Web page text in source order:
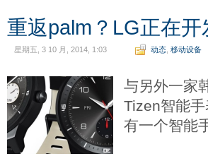
重返palm？LG正在
星期五, 3 10 月, 2014, 1:03 动态 移动设备
与另外一家
Tizen智能
有一个智能